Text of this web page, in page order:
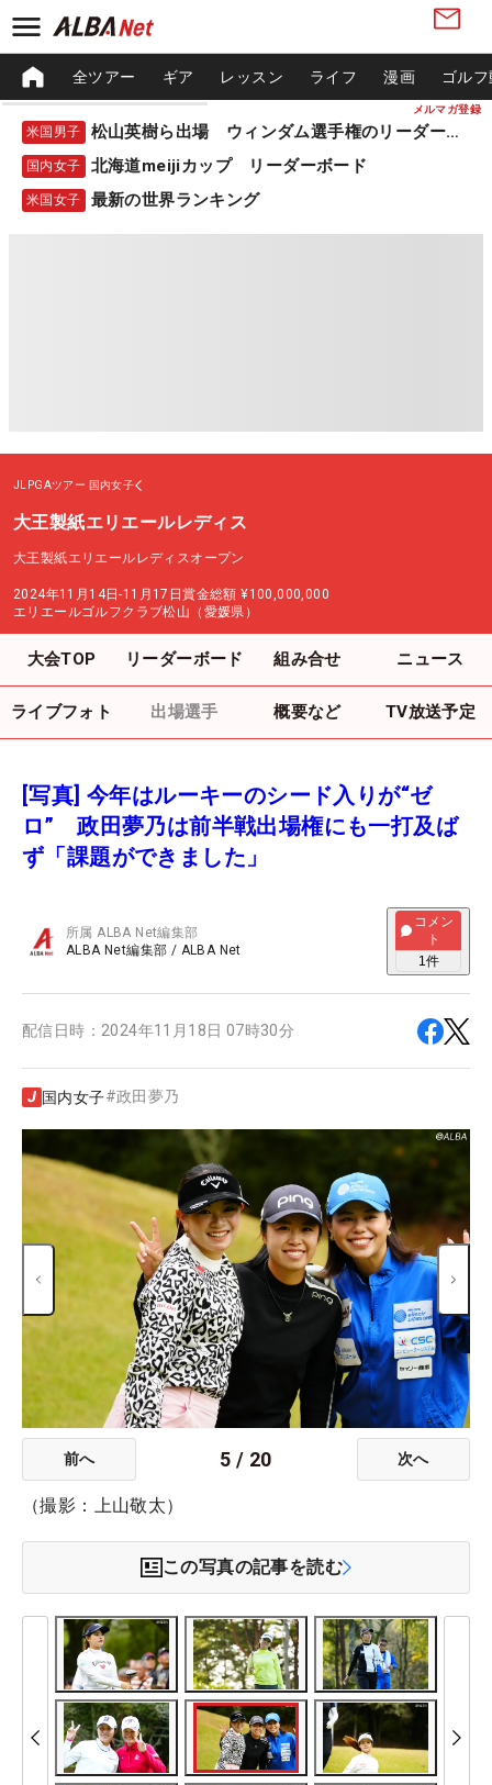
メルマガ登録
全ツアー ギア レッスン ライフ 漫画 ゴル
米国男子 松山英樹ら出場 ウィンダム選手権のリーダーボード
国内女子 北海道meijiカップ リーダーボード
米国女子 最新の世界ランキング
JLPGAツアー 国内女子
大王製紙エリエールレディス
大王製紙エリエールレディスオープン
2024年11月14日-11月17日賞金総額 ¥100,000,000
エリエールゴルフクラブ松山（愛媛県）
大会TOP リーダーボード 組み合せ ニュース
ライブフォト 出場選手 概要など TV放送予定
[写真] 今年はルーキーのシード入りが“ゼ
ロ” 政田夢乃は前半戦出場権にも一打及ば
ず「課題ができました」
所属ALBA Net編集部
ALBA Net編集部 / ALBA Net
コメン
ト
1件
配信日時： 2024年11月18日 07時30分
国内女子#政田夢乃
前へ 5 / 20 次へ
（撮影：上山敬太）
この写真の記事を読む